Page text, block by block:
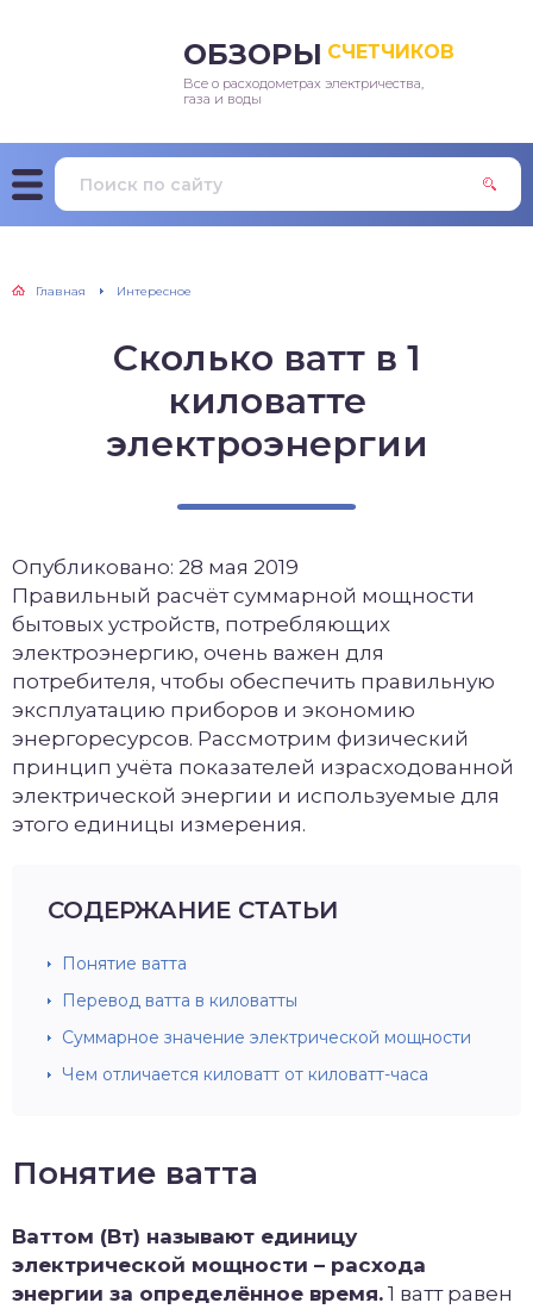
ОБЗОРЫ СЧЕТЧИКОВ
Все о расходометрах электричества,
газа и воды
Главная Интересное
Сколько ватт в 1
киловатте
электроэнергии
Опубликовано: 28 мая 2019
Правильный расчёт суммарной мощности
бытовых устройств, потребляющих
электроэнергию, очень важен для
потребителя, чтобы обеспечить правильную
эксплуатацию приборов и экономию
энергоресурсов. Рассмотрим физический
принцип учёта показателей израсходованной
электрической энергии и используемые для
этого единицы измерения.
СОДЕРЖАНИЕ СТАТЬИ
Понятие ватта
Перевод ватта в киловатты
Суммарное значение электрической мощности
Чем отличается киловатт от киловатт-часа
Понятие ватта
Ваттом (Вт) называют единицу
электрической мощности – расхода
энергии за определённое время. 1 ватт равен